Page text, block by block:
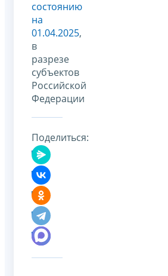
состоянию
на
01.04.2025,
в
разрезе
субъектов
Российской
Федерации
Поделиться: